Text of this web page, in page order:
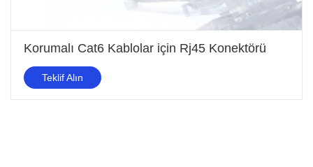
Korumalı Cat6 Kablolar için Rj45 Konektörü
Teklif Alın